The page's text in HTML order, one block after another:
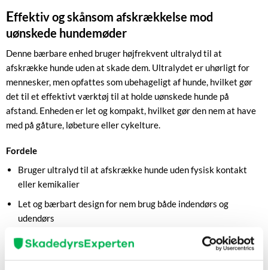
Effektiv og skånsom afskrækkelse mod
uønskede hundemøder
Denne bærbare enhed bruger højfrekvent ultralyd til at
afskrække hunde uden at skade dem. Ultralydet er uhørligt for
mennesker, men opfattes som ubehageligt af hunde, hvilket gør
det til et effektivt værktøj til at holde uønskede hunde på
afstand. Enheden er let og kompakt, hvilket gør den nem at have
med på gåture, løbeture eller cykelture.
Fordele
Bruger ultralyd til at afskrække hunde uden fysisk kontakt
eller kemikalier
Let og bærbart design for nem brug både indendørs og
udendørs
Sikker og human metode, der ikke skader hunde eller
mennesker